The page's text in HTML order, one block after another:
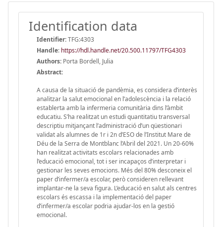
Identification data
Identifier:TFG:4303
Handle: https://hdl.handle.net/20.500.11797/TFG4303
Authors: Porta Bordell, Julia
Abstract:
A causa de la situació de pandèmia, es considera d’interès
analitzar la salut emocional en l’adolescència i la relació
establerta amb la infermeria comunitària dins l’àmbit
educatiu. S’ha realitzat un estudi quantitatiu transversal
descriptiu mitjançant l’administració d’un qüestionari
validat als alumnes de 1r i 2n d’ESO de l’Institut Mare de
Déu de la Serra de Montblanc l’Abril del 2021. Un 20-60%
han realitzat activitats escolars relacionades amb
l’educació emocional, tot i ser incapaços d’interpretar i
gestionar les seves emocions. Més del 80% desconeix el
paper d’infermer/a escolar, però consideren rellevant
implantar-ne la seva figura. L’educació en salut als centres
escolars és escassa i la implementació del paper
d’infermer/a escolar podria ajudar-los en la gestió
emocional.